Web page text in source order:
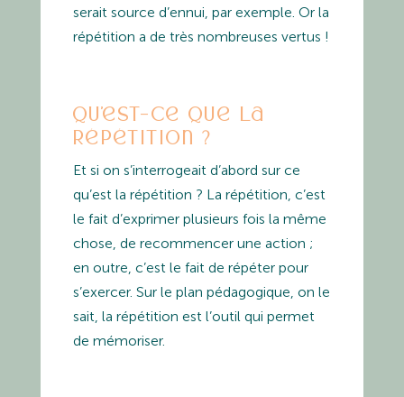
serait source d’ennui, par exemple. Or la
répétition a de très nombreuses vertus !
Qu’est-ce que la
répétition ?
Et si on s’interrogeait d’abord sur ce
qu’est la répétition ? La répétition, c’est
le fait d’exprimer plusieurs fois la même
chose, de recommencer une action ;
en outre, c’est le fait de répéter pour
s’exercer. Sur le plan pédagogique, on le
sait, la répétition est l’outil qui permet
de mémoriser.